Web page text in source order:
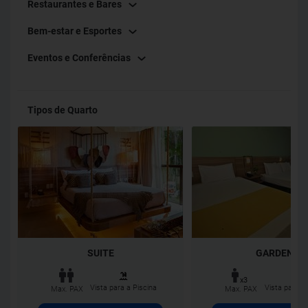
Restaurantes e Bares
Bem-estar e Esportes
Eventos e Conferências
Tipos de Quarto
SUITE
Max. PAX Vista para a Piscina
GARDEN
x3
Max. PAX
Vista para o